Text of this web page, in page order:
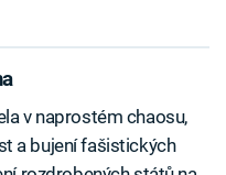
v naprostém chaosu,
a bujení fašistických